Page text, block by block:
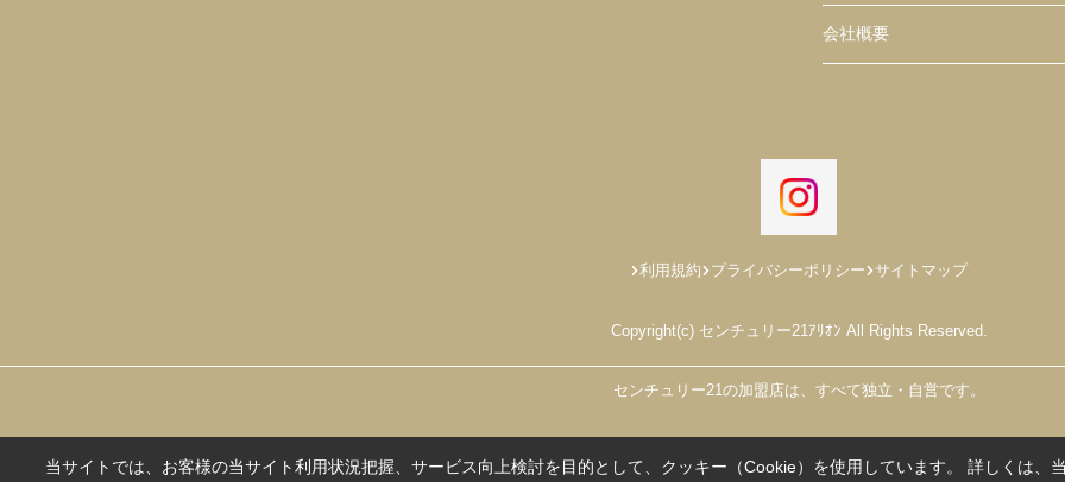
会社概要
利用規約 プライバシーポリシー サイトマップ
Copyright(c) センチュリー21ｱﾘｵﾝ All Rights Reserved.
センチュリー21の加盟店は、すべて独立・自営です。
当サイトでは、お客様の当サイト利用状況把握、サービス向上検討を目的として、クッキー（Cookie）を使用しています。 詳しくは、